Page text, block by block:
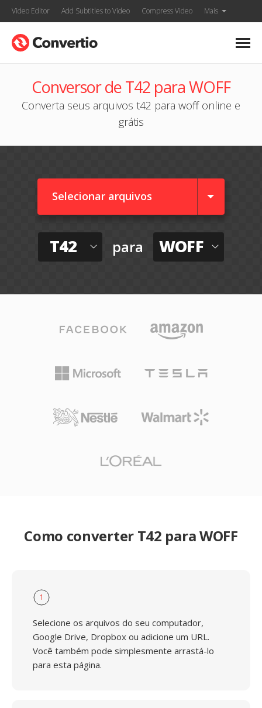
Video Editor Add Subtitles to Video Compress Video Mais
Conversor de T42 para WOFF
Converta seus arquivos t42 para woff online e
grátis
Selecionar arquivos
T42 para WOFF
Como converter T42 para WOFF
1
Selecione os arquivos do seu computador,
Google Drive, Dropbox ou adicione um URL.
Você também pode simplesmente arrastá-lo
para esta página.